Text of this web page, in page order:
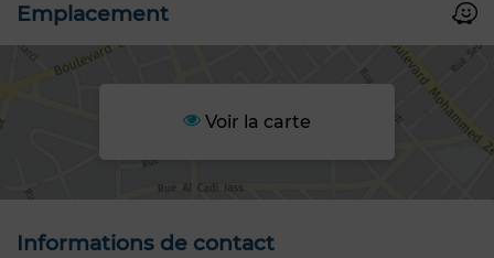
Emplacement
Voir la carte
Informations de contact